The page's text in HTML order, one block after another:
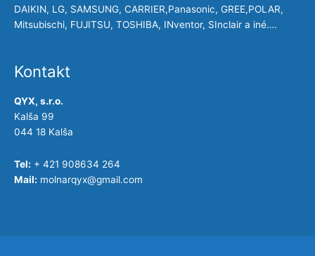
DAIKIN, LG, SAMSUNG, CARRIER,Panasonic, GREE,POLAR,
Mitsubischi, FUJITSU, TOSHIBA, INventor, SInclair a iné….
Kontakt
QYX, s.r.o.
Kalša 99
044 18 Kalša
Tel: + 421 908634 264
Mail: molnarqyx@gmail.com